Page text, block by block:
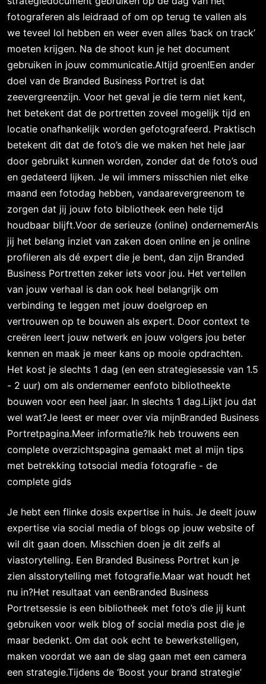
fotograferen als leidraad of om op terug te vallen als
we teveel lol hebben en weer even alles ‘back on track’
moeten krijgen. Na de shoot kun je het document
gebruiken in jouw communicatie.Altijd groen!Een ander
doel van de Branded Business Portret is dat
zeevergreenzijn. Voor het geval je die term niet kent,
het betekent dat de portretten zoveel mogelijk tijd en
locatie onafhankelijk worden gefotografeerd. Praktisch
betekent dit dat de foto’s die we maken het hele jaar
door gebruikt kunnen worden, zonder dat de foto’s oud
en gedateerd lijken. Je wil immers misschien niet elke
maand een fotodag hebben, vandaarevergreenom te
zorgen dat jij jouw foto bibliotheek een hele tijd
houdbaar blijft.Voor de serieuze (online) ondernemerAls
jij het belang inziet van zaken doen online en je online
profileren als dé expert die je bent, dan zijn Branded
Business Portretten zeker iets voor jou. Het vertellen
van jouw verhaal is dan ook heel belangrijk om
verbinding te leggen met jouw doelgroep en
vertrouwen op te bouwen als expert. Door context te
creëren leert jouw netwerk en jouw volgers jou beter
kennen en maak je meer kans op mooie opdrachten.
Het kost je slechts 1 dag (en een strategiesessie van 1.5
- 2 uur) om als ondernemer eenfoto bibliotheekte
bouwen voor een heel jaar. In slechts 1 dag.Lijkt jou dat
wel wat?Je leest er meer over via mijnBranded Business
Portretpagina.Meer informatie?Ik heb trouwens een
complete overzichtspagina gemaakt met al mijn tips
met betrekking totsocial media fotografie - de
complete gids
Je hebt een flinke dosis expertise in huis. Je deelt jouw
expertise via social media of blogs op jouw website of
wil dit gaan doen. Misschien doen je dit zelfs al
viastorytelling. Een Branded Business Portret kun je
zien alsstorytelling met fotografie.Maar wat houdt het
nu in?Het resultaat van eenBranded Business
Portretsessie is een bibliotheek met foto’s die jij kunt
gebruiken voor welk blog of social media post die je
maar bedenkt. Om dat ook echt te bewerkstelligen,
maken voordat we aan de slag gaan met een camera
een strategie.Tijdens de ‘Boost your brand strategie’